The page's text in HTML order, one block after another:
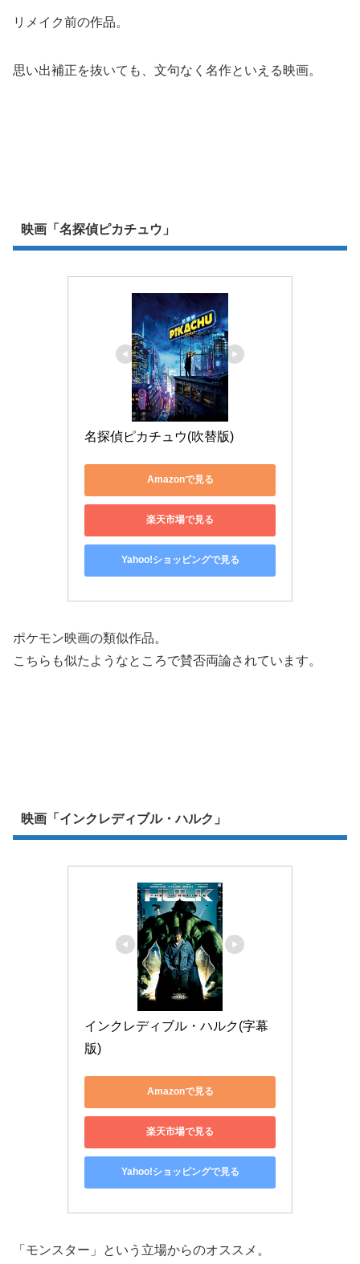
リメイク前の作品。
思い出補正を抜いても、文句なく名作といえる映画。
映画「名探偵ピカチュウ」
名探偵ピカチュウ(吹替版)
Amazonで見る
楽天市場で見る
Yahoo!ショッピングで見る
ポケモン映画の類似作品。
こちらも似たようなところで賛否両論されています。
映画「インクレディブル・ハルク」
インクレディブル・ハルク(字幕
版)
Amazonで見る
楽天市場で見る
Yahoo!ショッピングで見る
「モンスター」という立場からのオススメ。